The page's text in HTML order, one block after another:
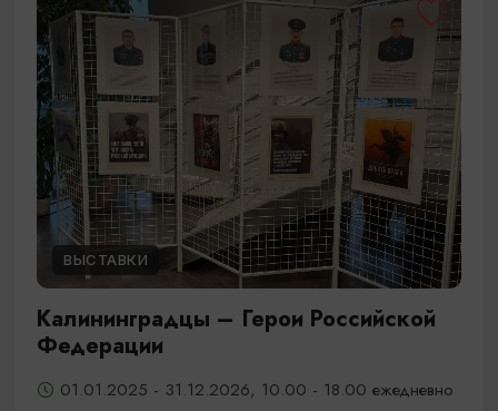
ВЫСТАВКИ
Калининградцы – Герои Российской
Федерации
01.01.2025 - 31.12.2026, 10.00 - 18.00 ежедневно